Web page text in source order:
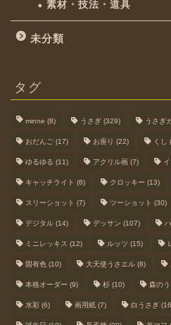
素材・技法・道具
未分類
タグ
minne (8) うさぎ (329) うさぎ
おだんご (17) お座り (22) くし
ゆるゆる (11) アクリル画 (7)
キャッチライト (6) クロッキー (13)
スリーショット (7) ツーショット (30)
デジタル (14) デッサン (107)
ミニレッキス (12) ルッツ (15)
固有色 (10) 大天使うさエル (8)
本格オーダー (9) 杉 (10) 森の
水彩 (6) 画用紙 (7) 白うさぎ